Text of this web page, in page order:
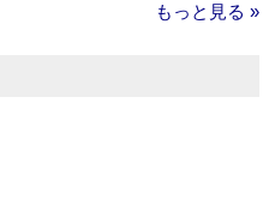
もっと見る »